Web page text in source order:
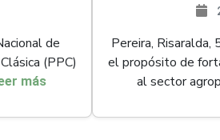
de
(PPC)
más
Pereira,
el propósito de
al sector